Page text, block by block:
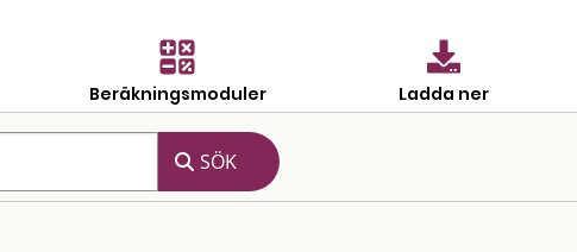
Beräkningsmoduler Ladda ner